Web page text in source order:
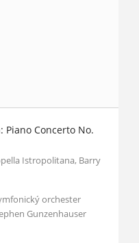
Piano Concerto No.
Istropolitana, Barry
orchester
Gunzenhauser